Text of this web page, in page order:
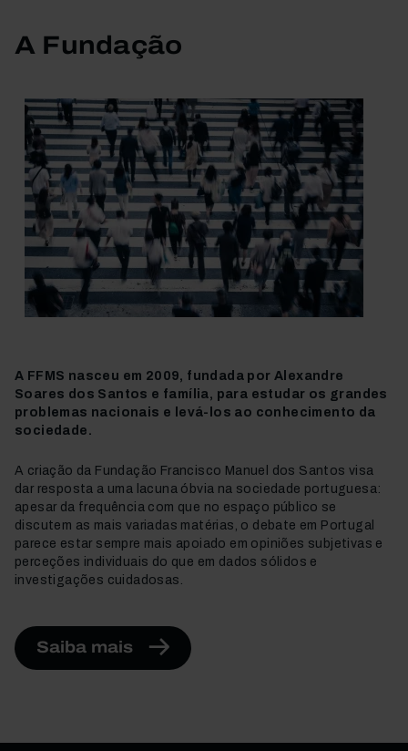
A Fundação
A FFMS nasceu em 2009, fundada por Alexandre
Soares dos Santos e família, para estudar os grandes
problemas nacionais e levá-los ao conhecimento da
sociedade.
A criação da Fundação Francisco Manuel dos Santos visa
dar resposta a uma lacuna óbvia na sociedade portuguesa:
apesar da frequência com que no espaço público se
discutem as mais variadas matérias, o debate em Portugal
parece estar sempre mais apoiado em opiniões subjetivas e
perceções individuais do que em dados sólidos e
investigações cuidadosas.
Saiba mais